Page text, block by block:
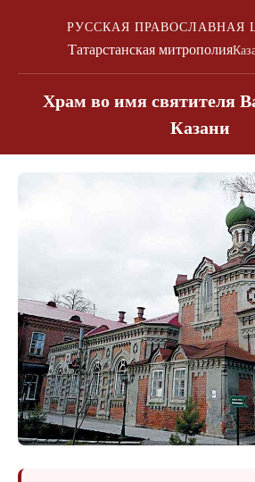
РУССКАЯ ПРАВОСЛАВНАЯ
Татарстанская митрополия
Храм во имя святителя
Казани